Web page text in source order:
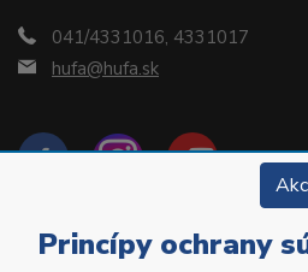
041/4331016, 4331017
hufa@hufa.sk
Princípy ochrany